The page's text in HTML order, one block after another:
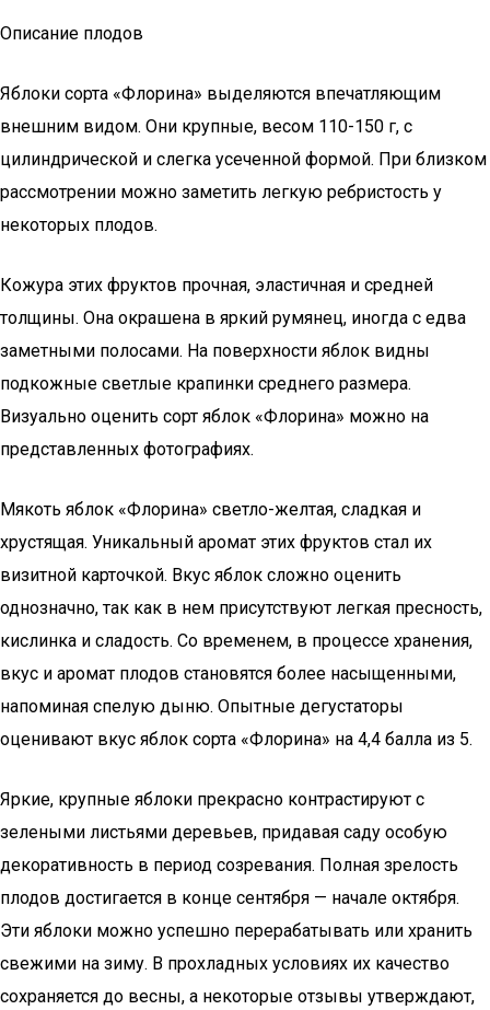
Описание плодов
Яблоки сорта «Флорина» выделяются впечатляющим
внешним видом. Они крупные, весом 110-150 г, с
цилиндрической и слегка усеченной формой. При близком
рассмотрении можно заметить легкую ребристость у
некоторых плодов.
Кожура этих фруктов прочная, эластичная и средней
толщины. Она окрашена в яркий румянец, иногда с едва
заметными полосами. На поверхности яблок видны
подкожные светлые крапинки среднего размера.
Визуально оценить сорт яблок «Флорина» можно на
представленных фотографиях.
Мякоть яблок «Флорина» светло-желтая, сладкая и
хрустящая. Уникальный аромат этих фруктов стал их
визитной карточкой. Вкус яблок сложно оценить
однозначно, так как в нем присутствуют легкая пресность,
кислинка и сладость. Со временем, в процессе хранения,
вкус и аромат плодов становятся более насыщенными,
напоминая спелую дыню. Опытные дегустаторы
оценивают вкус яблок сорта «Флорина» на 4,4 балла из 5.
Яркие, крупные яблоки прекрасно контрастируют с
зелеными листьями деревьев, придавая саду особую
декоративность в период созревания. Полная зрелость
плодов достигается в конце сентября — начале октября.
Эти яблоки можно успешно перерабатывать или хранить
свежими на зиму. В прохладных условиях их качество
сохраняется до весны, а некоторые отзывы утверждают,